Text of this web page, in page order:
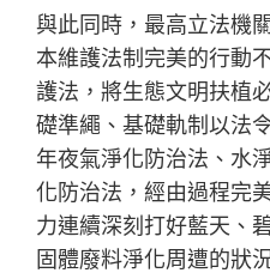
與此同時，最高立法機
本維護法制完美的行動
護法，將生態文明扶植
礎準繩、基礎軌制以法
年夜氣淨化防治法、水
化防治法，經由過程完
力連續深刻打好藍天、
固體廢料淨化周遭的狀